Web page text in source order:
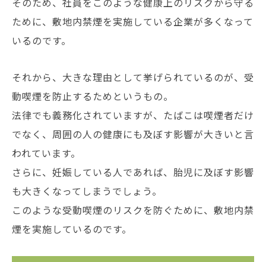
ために、敷地内禁煙を実施している企業が多くなって
いるのです。
それから、大きな理由として挙げられているのが、受
動喫煙を防止するためというもの。
法律でも義務化されていますが、たばこは喫煙者だけ
でなく、周囲の人の健康にも及ぼす影響が大きいと言
われています。
さらに、妊娠している人であれば、胎児に及ぼす影響
も大きくなってしまうでしょう。
このような受動喫煙のリスクを防ぐために、敷地内禁
煙を実施しているのです。